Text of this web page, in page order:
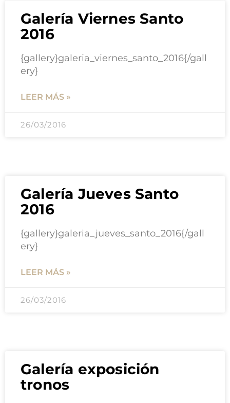
Galería Viernes Santo
2016
{gallery}galeria_viernes_santo_2016{/gall
ery}
LEER MÁS »
26/03/2016
Galería Jueves Santo
2016
{gallery}galeria_jueves_santo_2016{/gall
ery}
LEER MÁS »
26/03/2016
Galería exposición
tronos